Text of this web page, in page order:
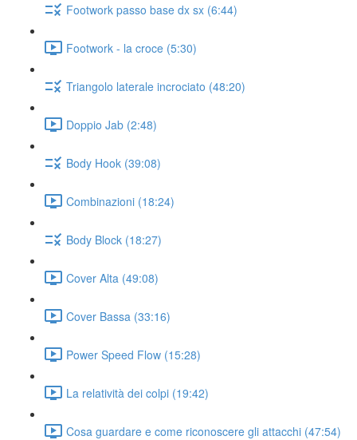
Footwork passo base dx sx (6:44)
Footwork - la croce (5:30)
Triangolo laterale incrociato (48:20)
Doppio Jab (2:48)
Body Hook (39:08)
Combinazioni (18:24)
Body Block (18:27)
Cover Alta (49:08)
Cover Bassa (33:16)
Power Speed Flow (15:28)
La relatività dei colpi (19:42)
Cosa guardare e come riconoscere gli attacchi (47:54)